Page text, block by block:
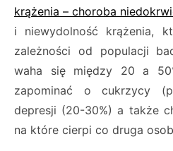
krążenia – choroba
i niewydolność krążenia,
zależności od populacji
waha się między 20 a
zapominać o cukrzycy
depresji (20-30%) a także
na które cierpi co druga